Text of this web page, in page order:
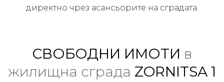
директно чрез асансьорите на сградата.
СВОБОДНИ ИМОТИ в
жилищна сграда ZORNITSA 1